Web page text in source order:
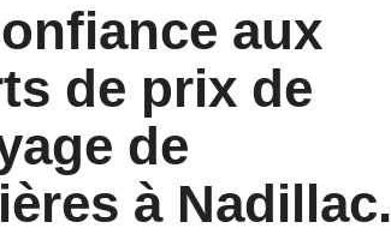
aux
de prix de
de
à Nadillac.